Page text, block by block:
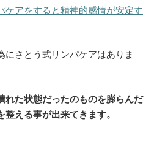
ケアをすると精神的感情が安定す
にさとう式リンパケアはありま
れた状態だったのものを膨らんだ
える事が出来てきます。